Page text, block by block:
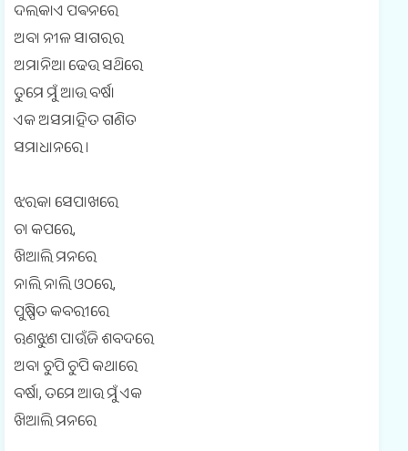
ଦଲକାଏ ପଵନରେ
ଅବା ନୀଳ ସାଗରର
ଅମାନିଆ ଢେଉ ସଥିରେ
ତୁମେ ମୁଁ ଆଉ ବର୍ଷା
ଏକ ଅସମାହିତ ଗଣିତ
ସମାଧାନରେ ।
ଝରକା ସେପାଖରେ
ଚା କପରେ,
ଖିଆଲି ମନରେ
ନାଲି ନାଲି ଓଠରେ,
ପୁଷ୍ପିତ କବରୀରେ
ଋଣଝୁଣ ପାଉଁଜି ଶବଦରେ
ଅବା ଚୁପି ଚୁପି କଥାରେ
ବର୍ଷା, ତମେ ଆଉ ମୁଁ ଏକ
ଖିଆଲି ମନରେ